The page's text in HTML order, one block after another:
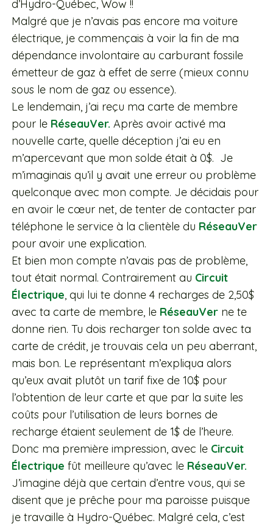
d’Hydro-Québec, Wow !!
Malgré que je n’avais pas encore ma voiture
électrique, je commençais à voir la fin de ma
dépendance involontaire au carburant fossile
émetteur de gaz à effet de serre (mieux connu
sous le nom de gaz ou essence).
Le lendemain, j’ai reçu ma carte de membre
pour le RéseauVer. Après avoir activé ma
nouvelle carte, quelle déception j’ai eu en
m’apercevant que mon solde était à 0$. Je
m’imaginais qu’il y avait une erreur ou problème
quelconque avec mon compte. Je décidais pour
en avoir le cœur net, de tenter de contacter par
téléphone le service à la clientèle du RéseauVer
pour avoir une explication.
Et bien mon compte n’avais pas de problème,
tout était normal. Contrairement au Circuit
Électrique, qui lui te donne 4 recharges de 2,50$
avec ta carte de membre, le RéseauVerne te
donne rien. Tu dois recharger ton solde avec ta
carte de crédit, je trouvais cela un peu aberrant,
mais bon. Le représentant m’expliqua alors
qu’eux avait plutôt un tarif fixe de 10$ pour
l’obtention de leur carte et que par la suite les
coûts pour l’utilisation de leurs bornes de
recharge étaient seulement de 1$ de l’heure.
Donc ma première impression, avec le Circuit
Électrique fût meilleure qu’avec le RéseauVer.
J’imagine déjà que certain d’entre vous, qui se
disent que je prêche pour ma paroisse puisque
je travaille à Hydro-Québec. Malgré cela, c’est